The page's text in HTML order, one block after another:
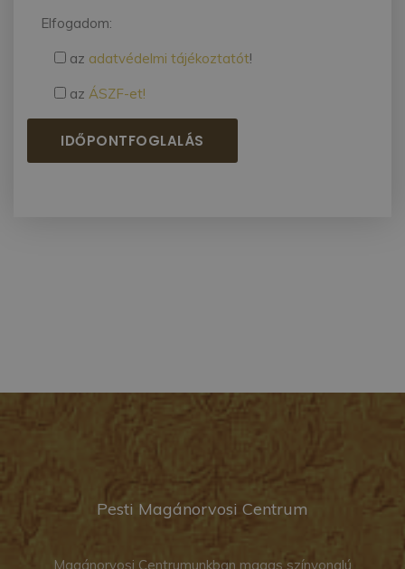
Elfogadom:
az adatvédelmi tájékoztatót!
az ÁSZF-et!
Pesti Magánorvosi Centrum
Magánorvosi Centrumunkban magas színvonalú